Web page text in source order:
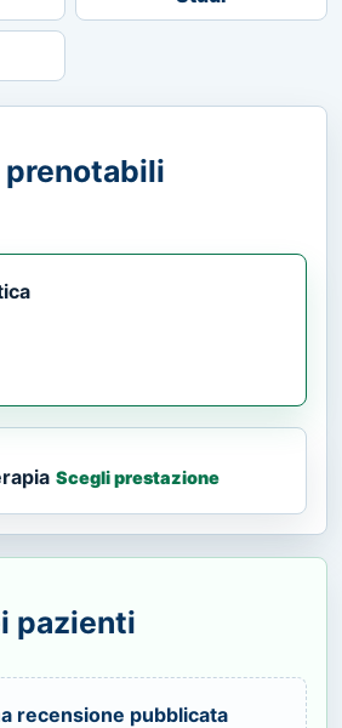
Scegli prestazione
pazienti
recensione pubblicata